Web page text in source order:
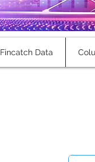
Fincatch Data